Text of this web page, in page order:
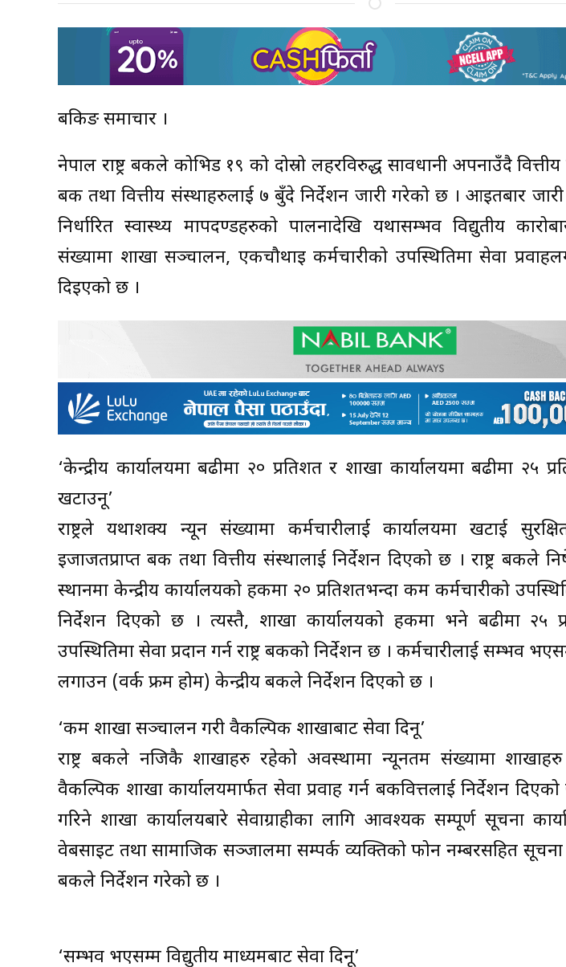
बैंकिङ समाचार ।
नेपाल राष्ट्र बैंकले कोभिड १९ को दोस्रो लहरविरुद्ध सावधानी अपनाउँदै वित्तीय
बैंक तथा वित्तीय संस्थाहरुलाई ७ बुँदे निर्देशन जारी गरेको छ । आइतबार जारी
निर्धारित स्वास्थ्य मापदण्डहरुको पालनादेखि यथासम्भव विद्युतीय
संख्यामा शाखा सञ्चालन, एकचौथाइ कर्मचारीको उपस्थितिमा सेवा
दिइएको छ ।
‘केन्द्रीय कार्यालयमा बढीमा २० प्रतिशत र शाखा कार्यालयमा बढीमा २५
खटाउनू’
राष्ट्रले यथाशक्य न्यून संख्यामा कर्मचारीलाई कार्यालयमा खटाई
इजाजतप्राप्त बैंक तथा वित्तीय संस्थालाई निर्देशन दिएको छ । राष्ट्र बैंकले
स्थानमा केन्द्रीय कार्यालयको हकमा २० प्रतिशतभन्दा कम कर्मचारीको
निर्देशन दिएको छ । त्यस्तै, शाखा कार्यालयको हकमा भने बढीमा २५
उपस्थितिमा सेवा प्रदान गर्न राष्ट्र बैंकको निर्देशन छ । कर्मचारीलाई सम्भव
लगाउन (वर्क फ्रम होम) केन्द्रीय बैंकले निर्देशन दिएको छ ।
‘कम शाखा सञ्चालन गरी वैकल्पिक शाखाबाट सेवा दिनू’
राष्ट्र बैंकले नजिकै शाखाहरु रहेको अवस्थामा न्यूनतम संख्यामा
वैकल्पिक शाखा कार्यालयमार्फत सेवा प्रवाह गर्न बैंकवित्तलाई निर्देशन
गरिने शाखा कार्यालयबारे सेवाग्राहीका लागि आवश्यक सम्पूर्ण सूचना
वेबसाइट तथा सामाजिक सञ्जालमा सम्पर्क व्यक्तिको फोन नम्बरसहित सूचना
बैंकले निर्देशन गरेको छ ।
‘सम्भव भएसम्म विद्युतीय माध्यमबाट सेवा दिनू’